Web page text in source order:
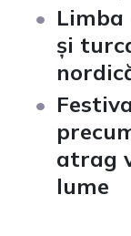
Limba
și
atrag
lume